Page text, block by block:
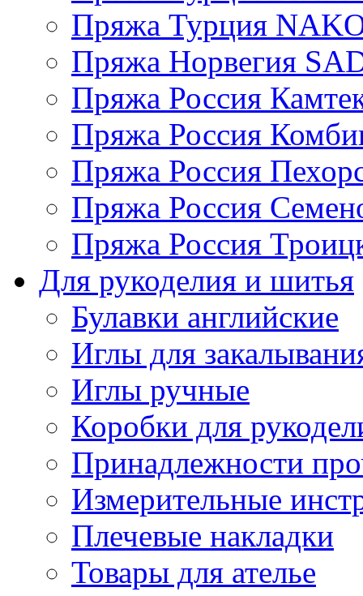
Пряжа Турция
Пряжа Норвегия
Пряжа Россия
Пряжа Россия
Пряжа Россия
Пряжа Россия
Пряжа Россия
Для рукоделия и шитья
Булавки английские
Иглы для
Иглы ручные
Коробки для
Принадлежности
Измерительные
Плечевые накладки
Товары для ателье